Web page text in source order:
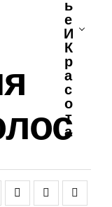
Ь
Е
И
К
Р
А
С
О
Т
А